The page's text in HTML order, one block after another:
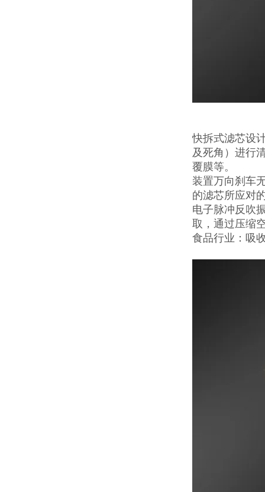
快拆式滤芯设
及死角）进行
覆膜等。
装置万向刹车
的滤芯所应对
电子脉冲反吹
取，通过压缩
食品行业：吸